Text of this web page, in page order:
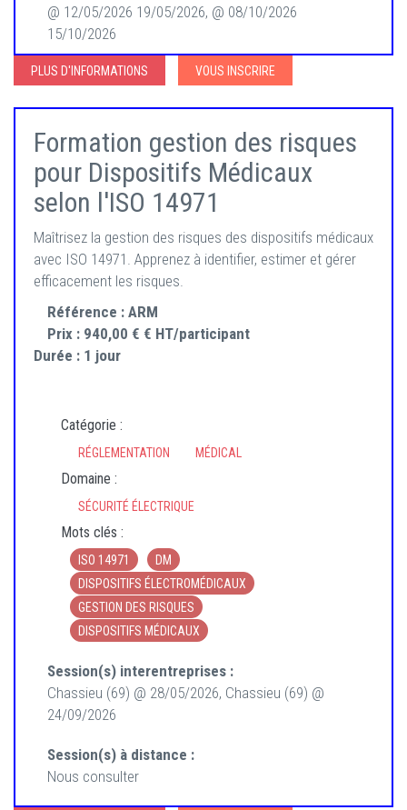
@ 12/05/2026 19/05/2026, @ 08/10/2026
15/10/2026
PLUS D'INFORMATIONS VOUS INSCRIRE
Formation gestion des risques
pour Dispositifs Médicaux
selon l'ISO 14971
Maîtrisez la gestion des risques des dispositifs médicaux
avec ISO 14971. Apprenez à identifier, estimer et gérer
efficacement les risques.
Référence : ARM
Prix : 940,00 € € HT/participant
Durée : 1 jour
Catégorie :
RÉGLEMENTATION MÉDICAL
Domaine :
SÉCURITÉ ÉLECTRIQUE
Mots clés :
ISO 14971
DM
DISPOSITIFS ÉLECTROMÉDICAUX
GESTION DES RISQUES
DISPOSITIFS MÉDICAUX
Session(s) interentreprises :
Chassieu (69) @ 28/05/2026, Chassieu (69) @
24/09/2026
Session(s) à distance :
Nous consulter